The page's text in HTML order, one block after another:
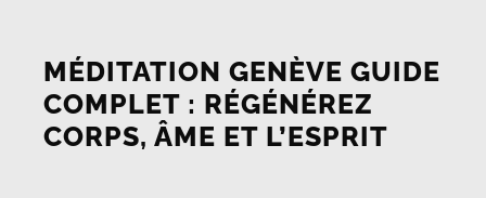
MÉDITATION GENÈVE GUIDE
COMPLET : RÉGÉNÉREZ
CORPS, ÂME ET L’ESPRIT